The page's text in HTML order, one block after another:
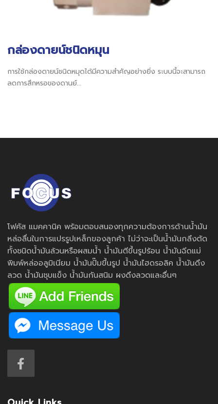
กล่องดายน์ชนิดหมุน
การใช้กล่องดายน์ชนิดหมุดได้มีความสำคัญอย่างยิ่ง ระบบนี้จะสามารถ
ลดการสึกหรอของดานย์...
โฟคัส แมคคานิค พร้อมตอบสนองทุกความต้องการด้านน้ำมัน
หล่อลื่นในการแปรรูปเหล็กของลูกค้า ไม่ว่าจะเป็นน้ำมันกลึงตัด
ทั้งชนิดน้ำมันล้วนหรือผสมน้ำ น้ำมันตีขึ้นรูปร้อน น้ำมันฉีดแม่
พิมพ์หล่ออลูมิเนียม น้ำมันปั๊มขึ้นรูป น้ำมันไฮดรอลิค น้ำมันดึง
ลวด น้ำมันชุบแข็ง น้ำมันกันสนิม ผงดึงลวดและอื่นๆ